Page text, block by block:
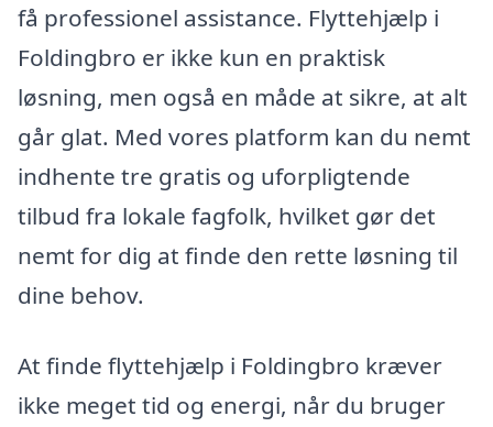
få professionel assistance. Flyttehjælp i
Foldingbro er ikke kun en praktisk
løsning, men også en måde at sikre, at alt
går glat. Med vores platform kan du nemt
indhente tre gratis og uforpligtende
tilbud fra lokale fagfolk, hvilket gør det
nemt for dig at finde den rette løsning til
dine behov.
At finde flyttehjælp i Foldingbro kræver
ikke meget tid og energi, når du bruger